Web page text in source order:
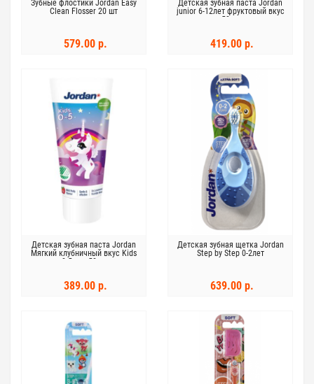
Зубные флостики Jordan Easy
Clean Flosser 20 шт
579.00 р.
Детская зубная паста Jordan
junior 6-12лет фруктовый вкус
50мл
419.00 р.
Детская зубная паста Jordan
Мягкий клубничный вкус Kids
0-5 лет 50мл
389.00 р.
Детская зубная щетка Jordan
Step by Step 0-2лет
639.00 р.